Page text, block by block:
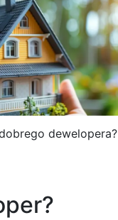
dewelopera?